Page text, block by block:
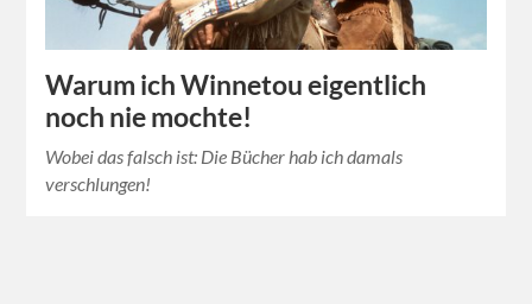
Warum ich Winnetou eigentlich
noch nie mochte!
Wobei das falsch ist: Die Bücher hab ich damals
verschlungen!